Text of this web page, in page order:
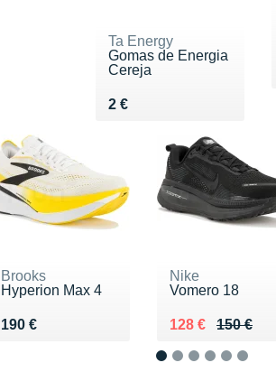
Ta Energy
Gomas de Energia
Cereja
2 €
Vendu 2 €
Brooks
Hyperion Max 4
190 €
Vendu 190 €
Nike
Vomero 18
150 €
Au lieu de 150 €
128 €
Vendu 128 €